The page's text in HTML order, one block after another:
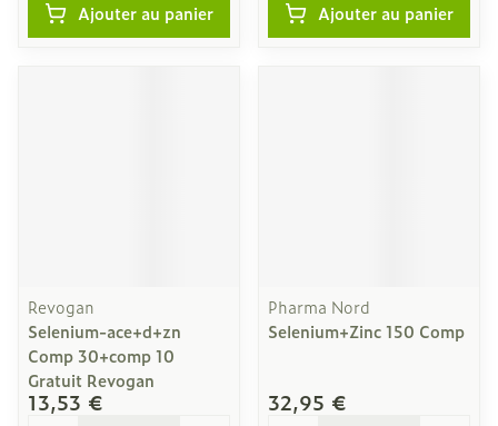
Ajouter au panier Ajouter au panier
Revogan
Selenium-ace+d+zn
Comp 30+comp 10
Gratuit Revogan
13,53 €
Pharma Nord
Selenium+Zinc 150 Comp
32,95 €